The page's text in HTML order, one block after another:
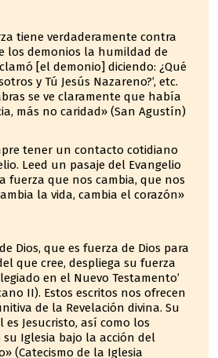
tiene verdaderamente contra
los demonios la humildad de
[el demonio] diciendo: ¿Qué
y Tú Jesús Nazareno?’, etc.
se ve claramente que había
más no caridad» (San Agustín)
tener un contacto cotidiano
Leed un pasaje del Evangelio
fuerza que nos cambia, que nos
la vida, cambia el corazón»
Dios, que es fuerza de Dios para
que cree, despliega su fuerza
en el Nuevo Testamento’
II). Estos escritos nos ofrecen
de la Revelación divina. Su
Jesucristo, así como los
su Iglesia bajo la acción del
(Catecismo de la Iglesia